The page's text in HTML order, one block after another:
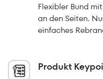
Flexibler Bund
an den Seiten.
einfaches
Produkt